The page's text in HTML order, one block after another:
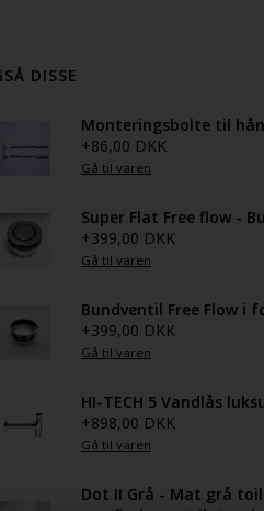
DISSE
Monteringsbolte til
+86,00 DKK
Gå til varen
Super Flat Free flow -
+399,00 DKK
Gå til varen
Bundventil Free Flow i
+399,00 DKK
Gå til varen
HI-TECH 5 Vandlås
+898,00 DKK
Gå til varen
Dot II Grå - Mat grå